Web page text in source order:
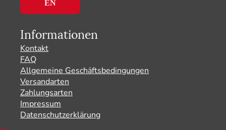
Informationen
Kontakt
FAQ
Allgemeine Geschäftsbedingungen
Versandarten
Zahlungsarten
Impressum
Datenschutzerklärung